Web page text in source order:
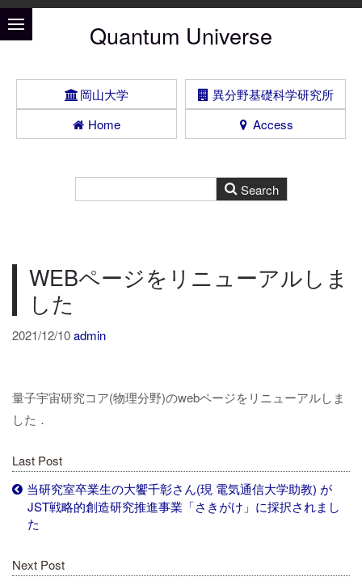
Quantum Universe
岡山大学
異分野基礎科学研究所
Home
Access
WEBページをリニューアルしま
した
2021/12/10admin
量子宇宙研究コア(物理分野)のwebページをリニューアルしま
した．
Last Post
当研究室卒業生の大饗千彰さん(現 電気通信大学助教) が
JST戦略的創造研究推進事業「さきがけ」に採択されまし
た
Next Post